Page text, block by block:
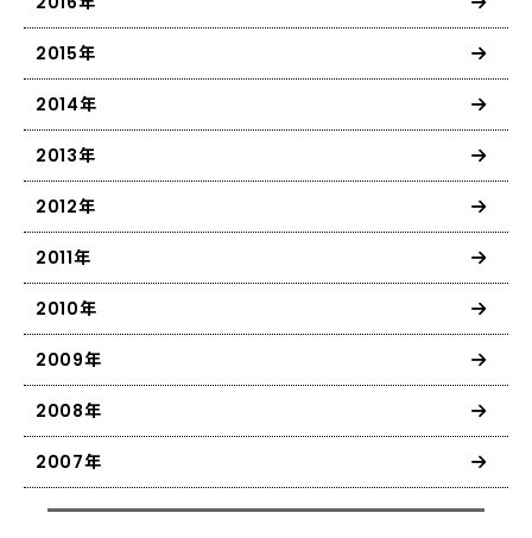
2015年
2014年
2013年
2012年
2011年
2010年
2009年
2008年
2007年